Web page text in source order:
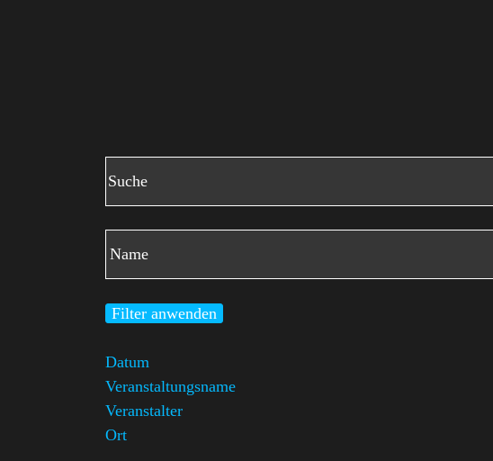
Filter anwenden
Datum
Veranstaltungsname
Veranstalter
Ort